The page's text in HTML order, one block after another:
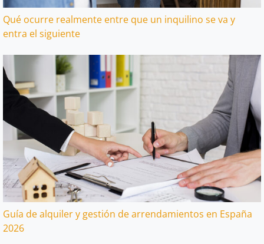
Qué ocurre realmente entre que un inquilino se va y
entra el siguiente
Guía de alquiler y gestión de arrendamientos en España
2026